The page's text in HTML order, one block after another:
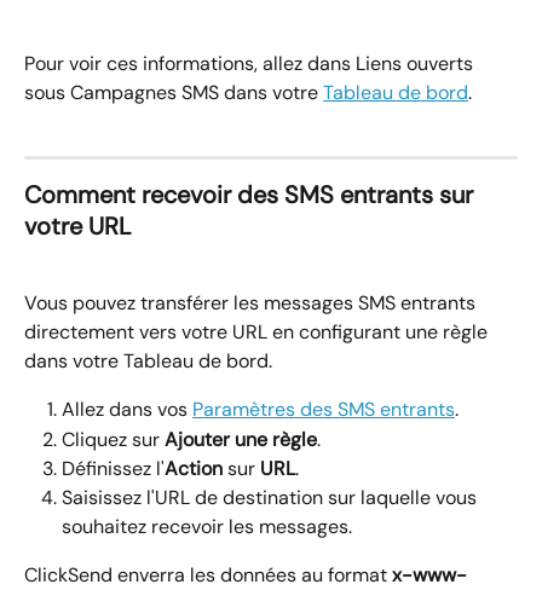
Pour voir ces informations, allez dans Liens ouverts
sous Campagnes SMS dans votre Tableau de bord.
Comment recevoir des SMS entrants sur
votre URL
Vous pouvez transférer les messages SMS entrants
directement vers votre URL en configurant une règle
dans votre Tableau de bord.
Allez dans vos Paramètres des SMS entrants.
Cliquez sur Ajouter une règle.
Définissez l'Action sur URL.
Saisissez l'URL de destination sur laquelle vous
souhaitez recevoir les messages.
ClickSend enverra les données au format x-www-